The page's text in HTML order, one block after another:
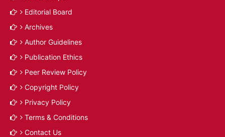
Editorial Board
Archives
Author Guidelines
Publication Ethics
Peer Review Policy
Copyright Policy
Privacy Policy
Terms & Conditions
Contact Us